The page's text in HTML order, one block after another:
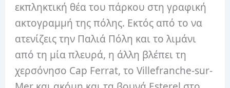
εκπληκτική θέα του πάρκου στη γραφική
ακτογραμμή της πόλης. Εκτός από το να
ατενίζεις την Παλιά Πόλη και το λιμάνι
από τη μία πλευρά, η άλλη βλέπει τη
χερσόνησο Cap Ferrat, το Villefranche-sur-